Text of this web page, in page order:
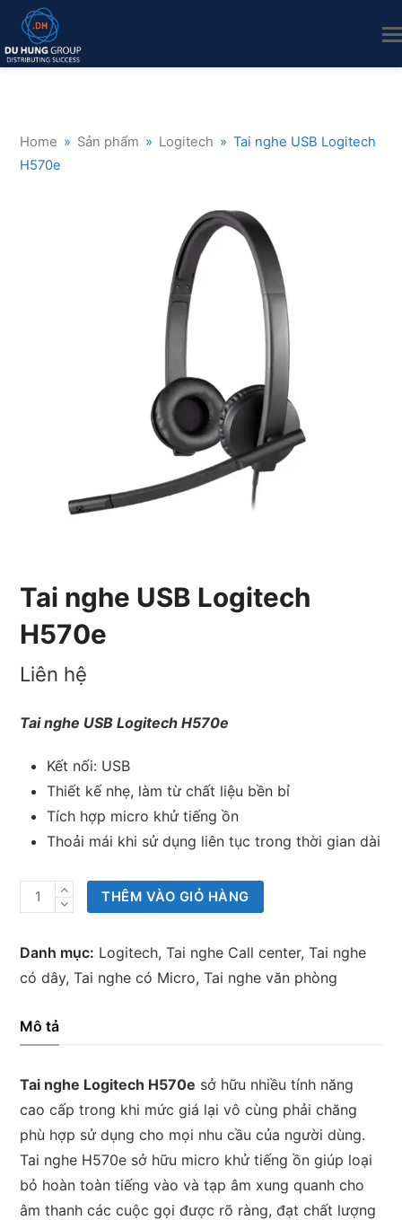
Home » Sản phẩm » Logitech » Tai nghe USB Logitech
H570e
Tai nghe USB Logitech
H570e
Liên hệ
Tai nghe USB Logitech H570e
Kết nối: USB
Thiết kế nhẹ, làm từ chất liệu bền bỉ
Tích hợp micro khử tiếng ồn
Thoải mái khi sử dụng liên tục trong thời gian dài
Tai
nghe
Logitech
H570e
số
lượng
THÊM VÀO GIỎ HÀNG
Danh mục: Logitech,Tai nghe Call center,Tai nghe
có dây,Tai nghe có Micro,Tai nghe văn phòng
Mô tả
Tai nghe Logitech H570e sở hữu nhiều tính năng
cao cấp trong khi mức giá lại vô cùng phải chăng
phù hợp sử dụng cho mọi nhu cầu của người dùng.
Tai nghe H570e sở hữu micro khử tiếng ồn giúp loại
bỏ hoàn toàn tiếng vào và tạp âm xung quanh cho
âm thanh các cuộc gọi được rõ ràng, đạt chất lượng